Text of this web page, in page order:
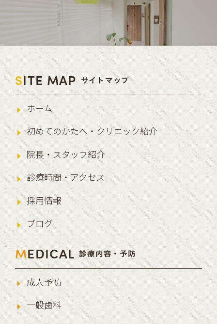
SITE MAP サイトマップ
ホーム
初めてのかたへ・クリニック紹介
院長・スタッフ紹介
診療時間・アクセス
採用情報
ブログ
MEDICAL 診療内容・予防
成人予防
一般歯科